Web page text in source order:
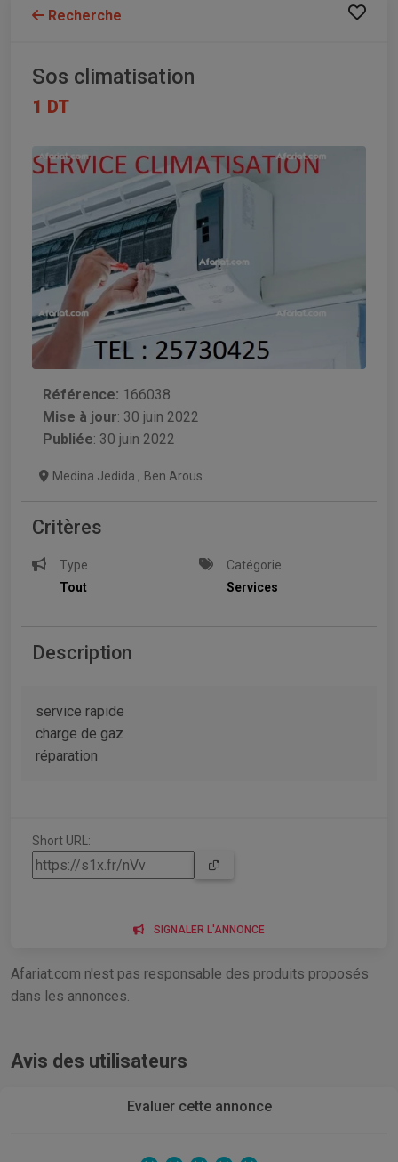
Recherche
Sos climatisation
1 DT
Référence: 166038
Mise à jour: 30 juin 2022
Publiée: 30 juin 2022
Medina Jedida , Ben Arous
Critères
Type
Tout
Catégorie
Services
Description
service rapide
charge de gaz
réparation
Short URL:
SIGNALER L'ANNONCE
Afariat.com n'est pas responsable des produits proposés
dans les annonces.
Avis des utilisateurs
Evaluer cette annonce